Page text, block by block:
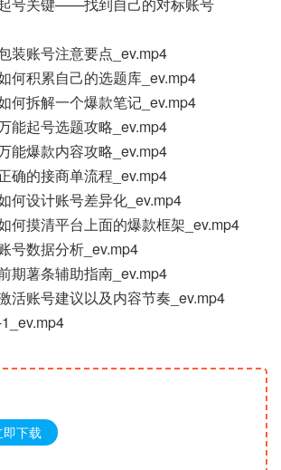
装账号注意要点_ev.mp4
何积累自己的选题库_ev.mp4
何拆解一个爆款笔记_ev.mp4
能起号选题攻略_ev.mp4
能爆款内容攻略_ev.mp4
确的接商单流程_ev.mp4
何设计账号差异化_ev.mp4
何摸清平台上面的爆款框架_ev.mp4
号数据分析_ev.mp4
期薯条辅助指南_ev.mp4
活账号建议以及内容节奏_ev.mp4
即下载